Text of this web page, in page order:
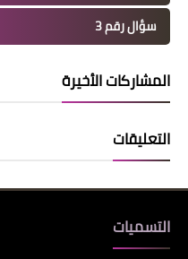
سؤال رقم 3
المشاركات الأخيرة
التعليقات
التسميات